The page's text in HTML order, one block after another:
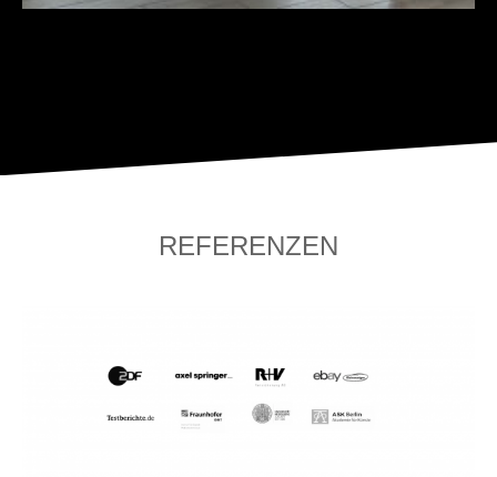
REFERENZEN